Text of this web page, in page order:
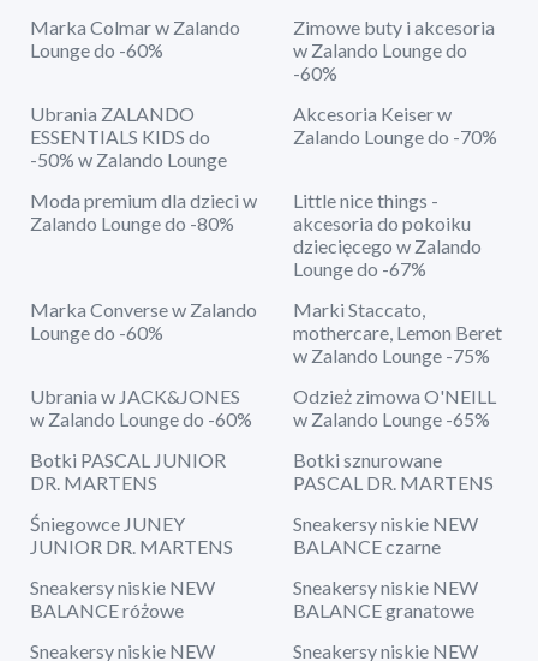
Marka Colmar w Zalando
Lounge do -60%
Zimowe buty i akcesoria
w Zalando Lounge do
-60%
Ubrania ZALANDO
ESSENTIALS KIDS do
-50% w Zalando Lounge
Akcesoria Keiser w
Zalando Lounge do -70%
Moda premium dla dzieci w
Zalando Lounge do -80%
Little nice things -
akcesoria do pokoiku
dziecięcego w Zalando
Lounge do -67%
Marka Converse w Zalando
Lounge do -60%
Marki Staccato,
mothercare, Lemon Beret
w Zalando Lounge -75%
Ubrania w JACK&JONES
w Zalando Lounge do -60%
Odzież zimowa O'NEILL
w Zalando Lounge -65%
Botki PASCAL JUNIOR
DR. MARTENS
Botki sznurowane
PASCAL DR. MARTENS
Śniegowce JUNEY
JUNIOR DR. MARTENS
Sneakersy niskie NEW
BALANCE czarne
Sneakersy niskie NEW
BALANCE różowe
Sneakersy niskie NEW
BALANCE granatowe
Sneakersy niskie NEW
Sneakersy niskie NEW